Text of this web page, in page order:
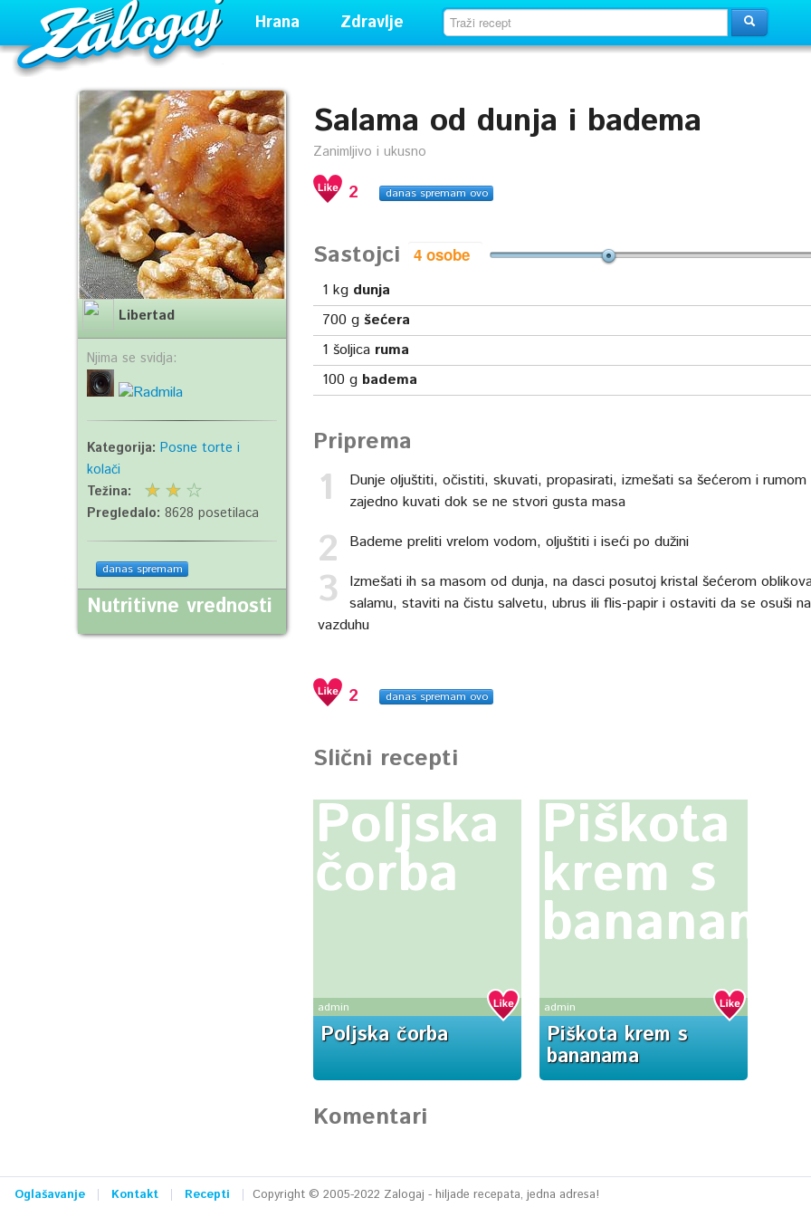
Hrana Zdravlje
Salama od dunja i badema
Zanimljivo i ukusno
2 danas spremam ovo
Sastojci
1 kg dunja
700 g šećera
1 šoljica ruma
100 g badema
Priprema
Dunje oljuštiti, očistiti, skuvati, propasirati, izmešati sa šećerom i rumom
zajedno kuvati dok se ne stvori gusta masa
Bademe preliti vrelom vodom, oljuštiti i iseći po dužini
Izmešati ih sa masom od dunja, na dasci posutoj kristal šećerom
salamu, staviti na čistu salvetu, ubrus ili flis-papir i ostaviti da se osuši na
vazduhu
2 danas spremam ovo
Slični recepti
Poljska
čorba
admin
Poljska čorba
Piškota
krem s
bananama
admin
Piškota krem s
bananama
Komentari
Libertad
Njima se svidja:
Kategorija: Posne torte i
kolači
Težina:
Pregledalo: 8628 posetilaca
danas spremam
Nutritivne vrednosti
Oglašavanje Kontakt Recepti Copyright © 2005-2022 Zalogaj - hiljade recepata, jedna adresa!